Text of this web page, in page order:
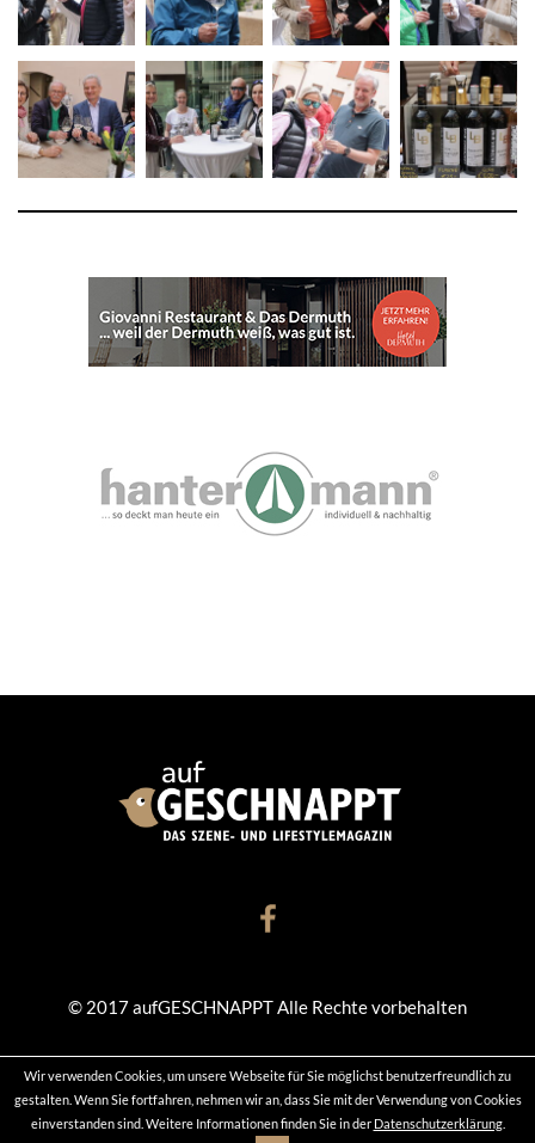
Wir verwenden Cookies, um unsere Webseite für Sie möglichst benutzerfreundlich zu
gestalten. Wenn Sie fortfahren, nehmen wir an, dass Sie mit der Verwendung von Cookies
einverstanden sind. Weitere Informationen finden Sie in der Datenschutzerklärung.
© 2017 aufGESCHNAPPT Alle Rechte vorbehalten
KONTAKT DATENSCHUTZ IMPRESSUM